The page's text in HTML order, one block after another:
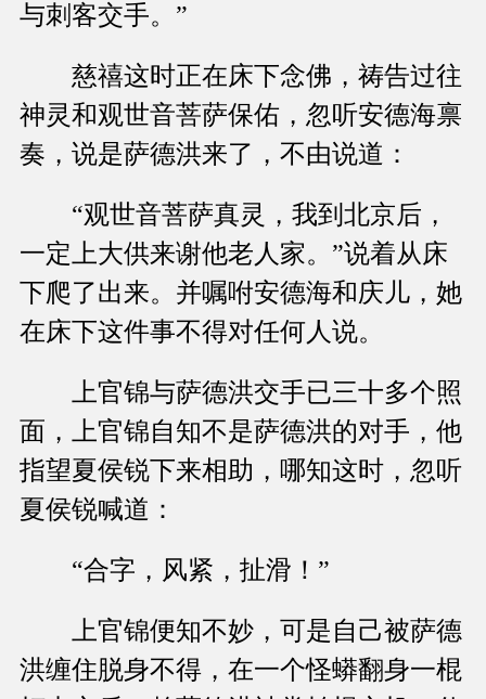
与刺客交手。”
慈禧这时正在床下念佛，祷告过往
神灵和观世音菩萨保佑，忽听安德海禀
奏，说是萨德洪来了，不由说道：
“观世音菩萨真灵，我到北京后，
一定上大供来谢他老人家。”说着从床
下爬了出来。并嘱咐安德海和庆儿，她
在床下这件事不得对任何人说。
上官锦与萨德洪交手已三十多个照
面，上官锦自知不是萨德洪的对手，他
指望夏侯锐下来相助，哪知这时，忽听
夏侯锐喊道：
“合字，风紧，扯滑！”
上官锦便知不妙，可是自己被萨德
洪缠住脱身不得，在一个怪蟒翻身一棍